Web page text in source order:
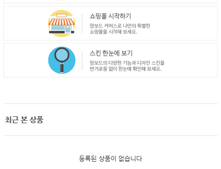
최근 본 상품
등록된 상품이 없습니다